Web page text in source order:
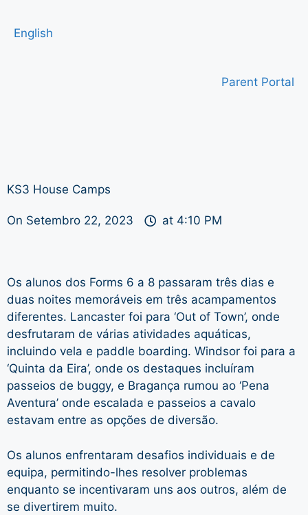
English
Parent Portal
KS3 House Camps
On Setembro 22, 2023 at 4:10 PM
Os alunos dos Forms 6 a 8 passaram três dias e
duas noites memoráveis em três acampamentos
diferentes. Lancaster foi para ‘Out of Town’, onde
desfrutaram de várias atividades aquáticas,
incluindo vela e paddle boarding. Windsor foi para a
‘Quinta da Eira’, onde os destaques incluíram
passeios de buggy, e Bragança rumou ao ‘Pena
Aventura’ onde escalada e passeios a cavalo
estavam entre as opções de diversão.
Os alunos enfrentaram desafios individuais e de
equipa, permitindo-lhes resolver problemas
enquanto se incentivaram uns aos outros, além de
se divertirem muito.